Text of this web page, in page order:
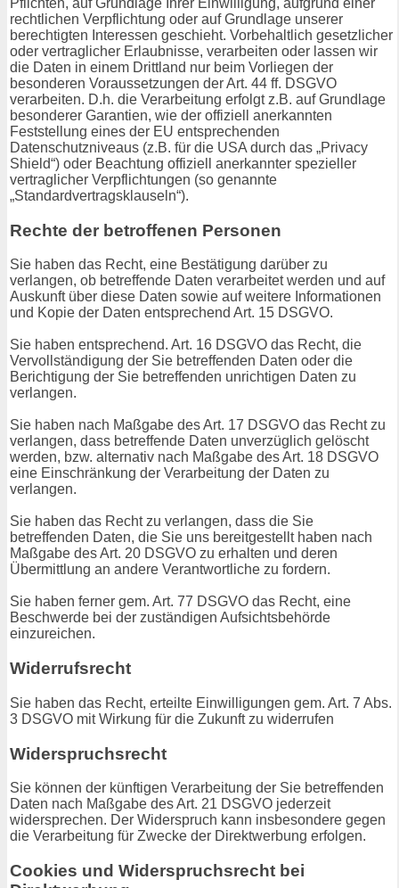
Pflichten, auf Grundlage Ihrer Einwilligung, aufgrund einer
rechtlichen Verpflichtung oder auf Grundlage unserer
berechtigten Interessen geschieht. Vorbehaltlich gesetzlicher
oder vertraglicher Erlaubnisse, verarbeiten oder lassen wir
die Daten in einem Drittland nur beim Vorliegen der
besonderen Voraussetzungen der Art. 44 ff. DSGVO
verarbeiten. D.h. die Verarbeitung erfolgt z.B. auf Grundlage
besonderer Garantien, wie der offiziell anerkannten
Feststellung eines der EU entsprechenden
Datenschutzniveaus (z.B. für die USA durch das „Privacy
Shield“) oder Beachtung offiziell anerkannter spezieller
vertraglicher Verpflichtungen (so genannte
„Standardvertragsklauseln“).
Rechte der betroffenen Personen
Sie haben das Recht, eine Bestätigung darüber zu
verlangen, ob betreffende Daten verarbeitet werden und auf
Auskunft über diese Daten sowie auf weitere Informationen
und Kopie der Daten entsprechend Art. 15 DSGVO.
Sie haben entsprechend. Art. 16 DSGVO das Recht, die
Vervollständigung der Sie betreffenden Daten oder die
Berichtigung der Sie betreffenden unrichtigen Daten zu
verlangen.
Sie haben nach Maßgabe des Art. 17 DSGVO das Recht zu
verlangen, dass betreffende Daten unverzüglich gelöscht
werden, bzw. alternativ nach Maßgabe des Art. 18 DSGVO
eine Einschränkung der Verarbeitung der Daten zu
verlangen.
Sie haben das Recht zu verlangen, dass die Sie
betreffenden Daten, die Sie uns bereitgestellt haben nach
Maßgabe des Art. 20 DSGVO zu erhalten und deren
Übermittlung an andere Verantwortliche zu fordern.
Sie haben ferner gem. Art. 77 DSGVO das Recht, eine
Beschwerde bei der zuständigen Aufsichtsbehörde
einzureichen.
Widerrufsrecht
Sie haben das Recht, erteilte Einwilligungen gem. Art. 7 Abs.
3 DSGVO mit Wirkung für die Zukunft zu widerrufen
Widerspruchsrecht
Sie können der künftigen Verarbeitung der Sie betreffenden
Daten nach Maßgabe des Art. 21 DSGVO jederzeit
widersprechen. Der Widerspruch kann insbesondere gegen
die Verarbeitung für Zwecke der Direktwerbung erfolgen.
Cookies und Widerspruchsrecht bei